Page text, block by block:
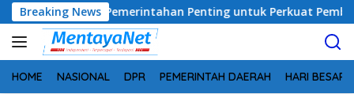
Langsung
ke
konten
Breaking News
Pemerintahan Penting untuk Perkuat Pembangunan Desa
HOME NASIONAL DPR PEMERINTAH DAERAH HARI BESAR